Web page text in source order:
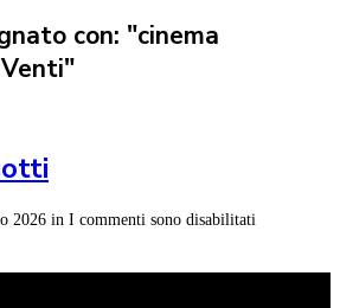
con: "cinema
2026 in I commenti sono disabilitati